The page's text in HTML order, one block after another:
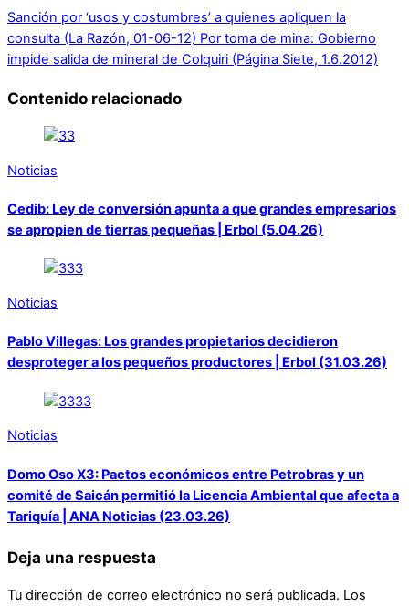
Sanción por ‘usos y costumbres’ a quienes apliquen la
consulta (La Razón, 01-06-12) Por toma de mina: Gobierno
impide salida de mineral de Colquiri (Página Siete, 1.6.2012)
Contenido relacionado
Noticias
Cedib: Ley de conversión apunta a que grandes empresarios
se apropien de tierras pequeñas | Erbol (5.04.26)
Noticias
Pablo Villegas: Los grandes propietarios decidieron
desproteger a los pequeños productores | Erbol (31.03.26)
Noticias
Domo Oso X3: Pactos económicos entre Petrobras y un
comité de Saicán permitió la Licencia Ambiental que afecta a
Tariquía | ANA Noticias (23.03.26)
Deja una respuesta
Tu dirección de correo electrónico no será publicada. Los